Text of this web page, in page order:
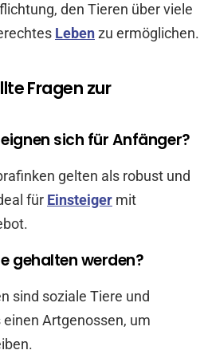
den Tieren über viele
Lebenzu ermöglichen.
Fragen zur
sich für Anfänger?
gelten als robust und
für Einsteiger mit
gehalten werden?
sind soziale Tiere und
Artgenossen, um